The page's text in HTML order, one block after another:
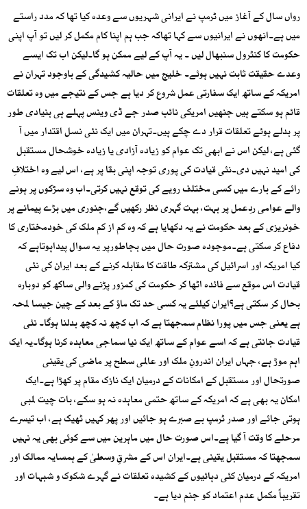
رواں سال کے آغاز میں ٹرمپ نے ایرانی شہریوں سے وعدہ کیا تھا کہ مدد راستے
میں ہے۔انھوں نے ایرانیوں سے کہا تھاکہ جب ہم اپنا کام مکمل کر لیں تو آپ اپنی
حکومت کا کنٹرول سنبھال لیں ۔ یہ آپ کے لیے ممکن ہو گا۔لیکن اب تک ایسے
وعدے حقیقت ثابت نہیں ہوئے۔ خلیج میں حالیہ کشیدگی کے باوجود تہران نے
امریکہ کے ساتھ ایک سفارتی عمل شروع کر دیا ہے جس کے نتیجے میں وہ تعلقات
قائم ہو سکتے ہیں جنھیں امریکی نائب صدر جے ڈی وینس پہلے ہی بنیادی طور
پر بدلے ہوئے تعلقات قرار دے چکے ہیں۔تہران میں ایک نئی نسل اقتدار میں آ
گئی ہے، لیکن اس نے ابھی تک عوام کو زیادہ آزادی یا زیادہ خوشحال مستقبل
کی امید نہیں دی۔نئی قیادت کی پوری توجہ اپنی بقا پر ہے، اس لیے وہ اختلافِ
رائے کے بارے میں کسی مختلف رویے کی توقع نہیں کرتی۔اب وہ سڑکوں پر ہونے
والے عوامی ردِعمل پر بہت، بہت گہری نظر رکھیں گے،جنوری میں بڑے پیمانے پر
خونریزی کے بعد حکومت نے یہ دکھایا ہے کہ وہ کم از کم ملک کی خودمختاری کا
دفاع کر سکتی ہے۔موجودہ صورت حال میں بجاطورپر یہ سوال پیداہوتاہے کہ
کیا امریکہ اور اسرائیل کی مشترکہ طاقت کا مقابلہ کرنے کے بعد ایران کی نئی
قیادت اس موقع سے فائدہ اٹھا کر حکومت کی کمزور پڑنے والی ساکھ کو دوبارہ
بحال کر سکتی ہے؟ایران کیلئے یہ کسی حد تک ماؤ کے بعد کے چین جیسا لمحہ
ہے یعنی جس میں پورا نظام سمجھتا ہے کہ اب کچھ نہ کچھ بدلنا ہوگا۔ نئی
قیادت جانتی ہے کہ اسے عوام کے ساتھ ایک نیا سماجی معاہدہ کرنا ہوگا۔یہ ایک
اہم موڑ ہے، جہاں ایران اندرونِ ملک اور عالمی سطح پر ماضی کی یقینی
صورتحال اور مستقبل کے امکانات کے درمیان ایک نازک مقام پر کھڑا ہے۔ایک
امکان یہ بھی ہے کہ امریکہ کے ساتھ حتمی معاہدہ نہ ہو سکے، بات چیت لمبی
ہوتی جائے اور صدر ٹرمپ بے صبرے ہو جائیں اور پھر کہیں ٹھیک ہے، اب تیسرے
مرحلے کا وقت آ گیا ہے۔اس صورت حال میں ماہرین میں سے کوئی بھی یہ نہیں
سمجھتا کہ مستقبل یقینی ہے۔ایران اس کے مشرقِ وسطیٰ کے ہمسایہ ممالک اور
امریکہ کے درمیان کئی دہائیوں کے کشیدہ تعلقات نے گہرے شکوک و شبہات اور
تقریباً مکمل عدم اعتماد کو جنم دیا ہے۔